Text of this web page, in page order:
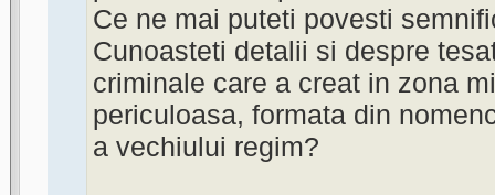
Ce ne mai puteti povesti
Cunoasteti detalii si despre
criminale care a creat in zona
periculoasa, formata din
a vechiului regim?